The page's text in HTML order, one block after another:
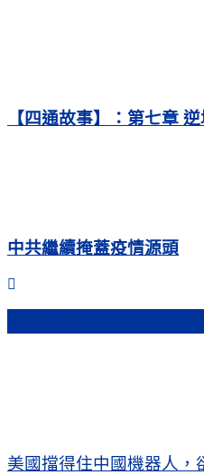
【四通故事】：第七章
中共繼續掩蓋疫情源頭
美國擋得住中國機器人，